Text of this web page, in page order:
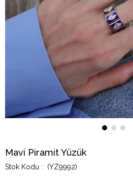
Mavi Piramit Yüzük
(YZ9992)